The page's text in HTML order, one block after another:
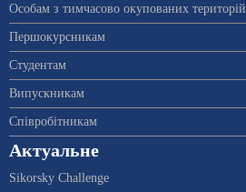
Особам з тимчасово окупованих територій
Першокурсникам
Студентам
Випускникам
Співробітникам
Актуальне
Sikorsky Challenge